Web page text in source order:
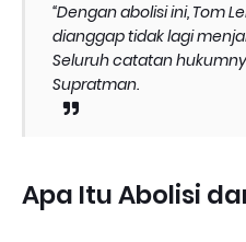
“Dengan abolisi ini, Tom
dianggap tidak lagi
Seluruh catatan
Supratman.
Apa Itu Abolisi